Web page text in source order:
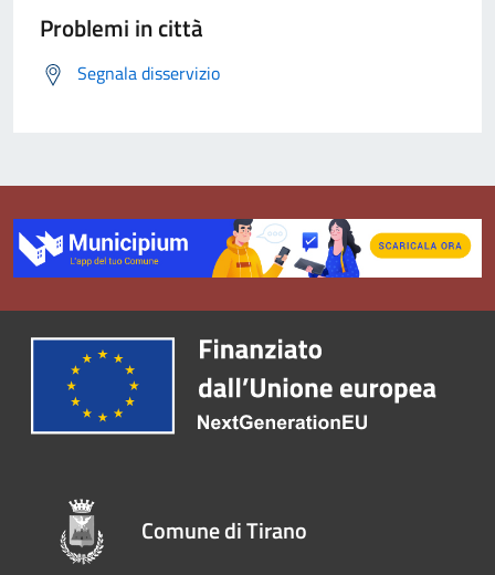
Problemi in città
Segnala disservizio
Comune di Tirano